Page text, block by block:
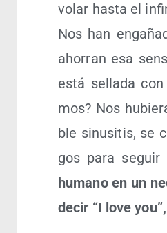
volar has­ta el
Nos han
aho­rran esa
está sella­da
mos? Nos
ble sinu­si­tis, se
gos para
humano en un
decir “I love